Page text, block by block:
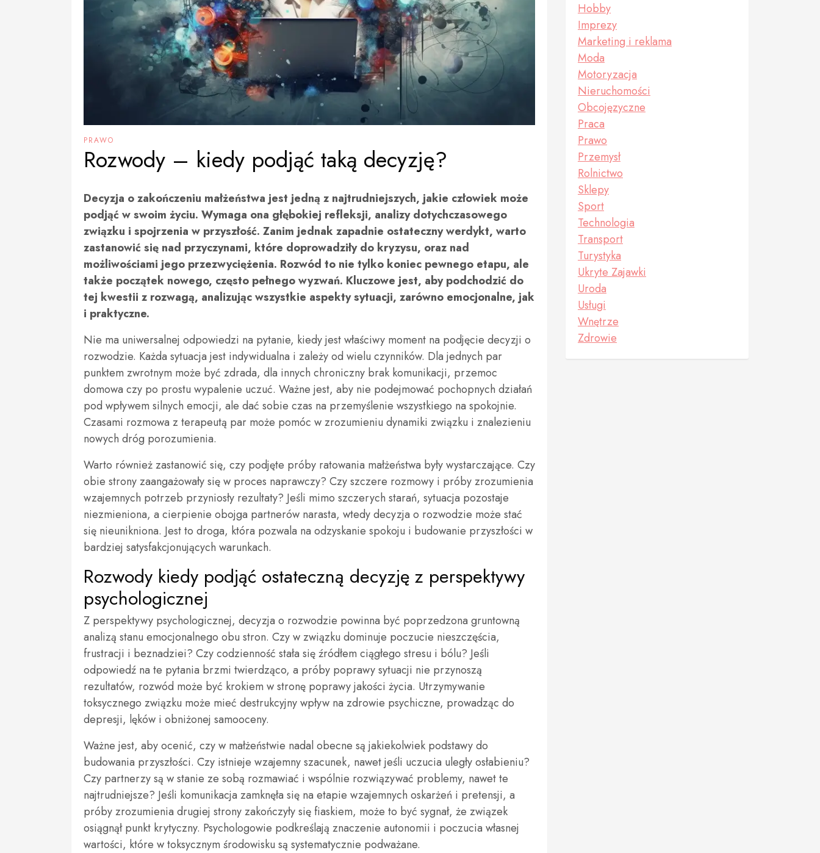
PRAWO
Rozwody – kiedy podjąć taką decyzję?
Decyzja o zakończeniu małżeństwa jest jedną z najtrudniejszych, jakie człowiek może
podjąć w swoim życiu. Wymaga ona głębokiej refleksji, analizy dotychczasowego
związku i spojrzenia w przyszłość. Zanim jednak zapadnie ostateczny werdykt, warto
zastanowić się nad przyczynami, które doprowadziły do kryzysu, oraz nad
możliwościami jego przezwyciężenia. Rozwód to nie tylko koniec pewnego etapu, ale
także początek nowego, często pełnego wyzwań. Kluczowe jest, aby podchodzić do
tej kwestii z rozwagą, analizując wszystkie aspekty sytuacji, zarówno emocjonalne, jak
i praktyczne.
Nie ma uniwersalnej odpowiedzi na pytanie, kiedy jest właściwy moment na podjęcie decyzji o
rozwodzie. Każda sytuacja jest indywidualna i zależy od wielu czynników. Dla jednych par
punktem zwrotnym może być zdrada, dla innych chroniczny brak komunikacji, przemoc
domowa czy po prostu wypalenie uczuć. Ważne jest, aby nie podejmować pochopnych działań
pod wpływem silnych emocji, ale dać sobie czas na przemyślenie wszystkiego na spokojnie.
Czasami rozmowa z terapeutą par może pomóc w zrozumieniu dynamiki związku i znalezieniu
nowych dróg porozumienia.
Warto również zastanowić się, czy podjęte próby ratowania małżeństwa były wystarczające. Czy
obie strony zaangażowały się w proces naprawczy? Czy szczere rozmowy i próby zrozumienia
wzajemnych potrzeb przyniosły rezultaty? Jeśli mimo szczerych starań, sytuacja pozostaje
niezmieniona, a cierpienie obojga partnerów narasta, wtedy decyzja o rozwodzie może stać
się nieunikniona. Jest to droga, która pozwala na odzyskanie spokoju i budowanie przyszłości w
bardziej satysfakcjonujących warunkach.
Rozwody kiedy podjąć ostateczną decyzję z perspektywy
psychologicznej
Z perspektywy psychologicznej, decyzja o rozwodzie powinna być poprzedzona gruntowną
analizą stanu emocjonalnego obu stron. Czy w związku dominuje poczucie nieszczęścia,
frustracji i beznadziei? Czy codzienność stała się źródłem ciągłego stresu i bólu? Jeśli
odpowiedź na te pytania brzmi twierdząco, a próby poprawy sytuacji nie przynoszą
rezultatów, rozwód może być krokiem w stronę poprawy jakości życia. Utrzymywanie
toksycznego związku może mieć destrukcyjny wpływ na zdrowie psychiczne, prowadząc do
depresji, lęków i obniżonej samooceny.
Ważne jest, aby ocenić, czy w małżeństwie nadal obecne są jakiekolwiek podstawy do
budowania przyszłości. Czy istnieje wzajemny szacunek, nawet jeśli uczucia uległy osłabieniu?
Czy partnerzy są w stanie ze sobą rozmawiać i wspólnie rozwiązywać problemy, nawet te
najtrudniejsze? Jeśli komunikacja zamknęła się na etapie wzajemnych oskarżeń i pretensji, a
próby zrozumienia drugiej strony zakończyły się fiaskiem, może to być sygnał, że związek
osiągnął punkt krytyczny. Psychologowie podkreślają znaczenie autonomii i poczucia własnej
wartości, które w toksycznym środowisku są systematycznie podważane.
Hobby
Imprezy
Marketing i reklama
Moda
Motoryzacja
Nieruchomości
Obcojęzyczne
Praca
Prawo
Przemysł
Rolnictwo
Sklepy
Sport
Technologia
Transport
Turystyka
Ukryte Zajawki
Uroda
Usługi
Wnętrze
Zdrowie